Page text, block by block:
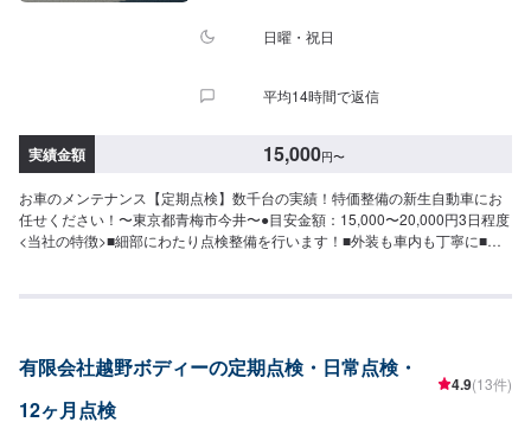
日曜・祝日
平均14時間で返信
実績金額 15,000円〜
お車のメンテナンス【定期点検】数千台の実績！特価整備の新生自動車にお
任せください！〜東京都青梅市今井〜●目安金額：15,000〜20,000円3日程度
<当社の特徴>■細部にわたり点検整備を行います！■外装も車内も丁寧に■新
いただければ作業開始【4】仕上がり次第納車<パーツについて>パーツの持
ご用意しています。お車の作業中は代車をご利用ください。※代車の燃料代は
お客様にご負担いただいております。<入庫受付可能日・営業時間>入庫受付
可能日：水・木・金営業時間：9:00~18:00
有限会社越野ボディーの定期点検・日常点検・
12ヶ月点検
4.9(13件)